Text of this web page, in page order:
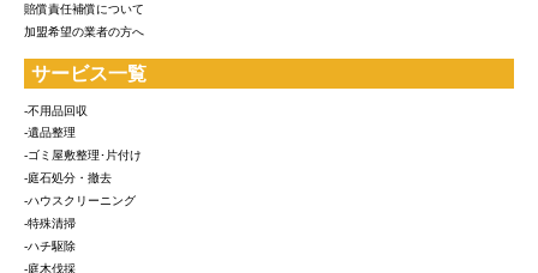
賠償責任補償について
加盟希望の業者の方へ
サービス一覧
-不用品回収
-遺品整理
-ゴミ屋敷整理･片付け
-庭石処分・撤去
-ハウスクリーニング
-特殊清掃
-ハチ駆除
-庭木伐採